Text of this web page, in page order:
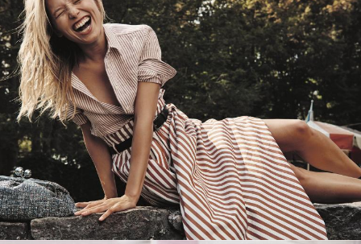
Имиджевый сайт для сети магазинов
Soho Project
Смотреть проект